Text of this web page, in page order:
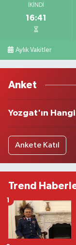
İKINDI
16:41
Aylık Vakitler
Anket
Yozgat'ın Hangi
Ankete Katıl
Trend
1